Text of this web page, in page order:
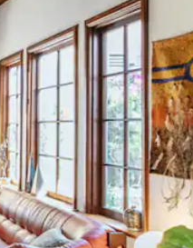
მიმართული ისრებით ან